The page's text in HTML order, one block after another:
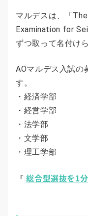
マルデスは、「
Examination for
ずつ取って名付け
AOマルデス入試の
す。
・経済学部
・経営学部
・法学部
・文学部
・理工学部
『総合型選抜を1